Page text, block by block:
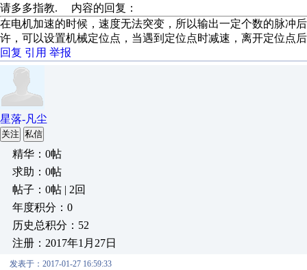
请多多指教. 内容的回复：
在电机加速的时候，速度无法突变，所以输出一定个数的脉冲
许，可以设置机械定位点，当遇到定位点时减速，离开定位点
回复 引用 举报
星落-凡尘
关注 私信
精华：0帖
求助：0帖
帖子：0帖 | 2回
年度积分：0
历史总积分：52
注册：2017年1月27日
发表于：2017-01-27 16:59:33